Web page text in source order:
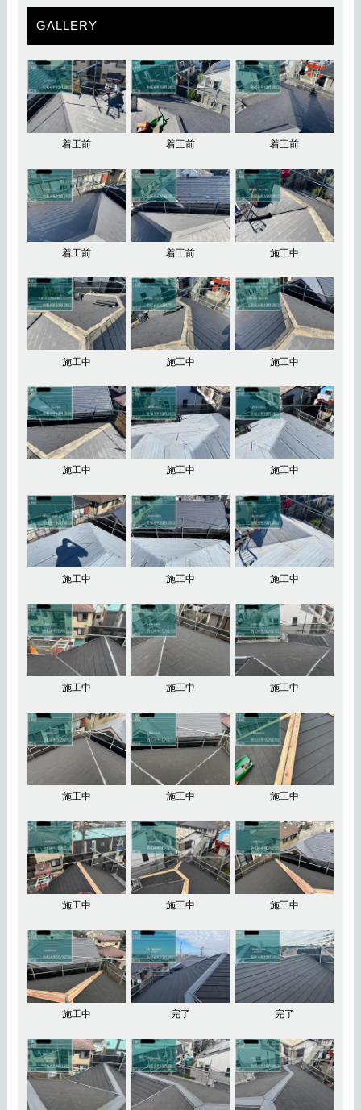
GALLERY
着工前 着工前 着工前
着工前 着工前 施工中
施工中 施工中 施工中
施工中 施工中 施工中
施工中 施工中 施工中
施工中 施工中 施工中
施工中 施工中 施工中
施工中 施工中 施工中
施工中 完了 完了